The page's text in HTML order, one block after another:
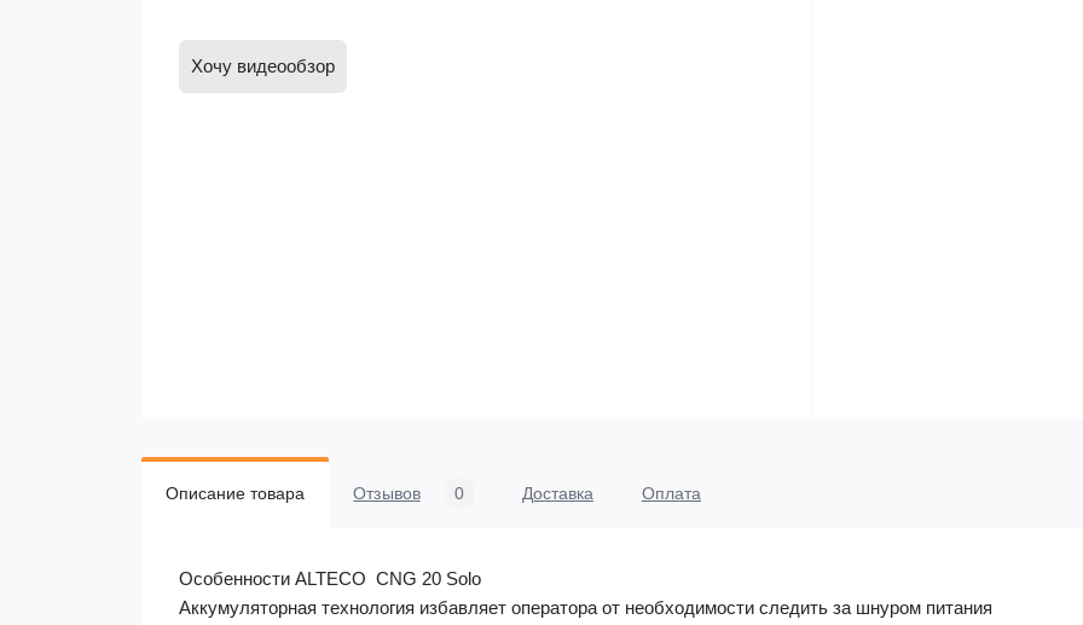
Хочу видеообзор
Описание товара Отзывов 0 Доставка Оплата
Особенности ALTECO CNG 20 Solo
Аккумуляторная технология избавляет оператора от необходимости следить за шнуром питания